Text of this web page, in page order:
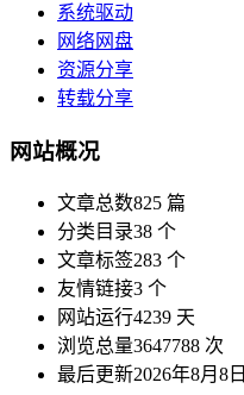
系统驱动
网络网盘
资源分享
转载分享
网站概况
文章总数825 篇
分类目录38 个
文章标签283 个
友情链接3 个
网站运行4239 天
浏览总量3647788 次
最后更新2026年8月8日